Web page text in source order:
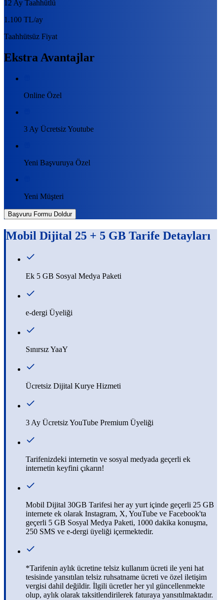
12 Ay Taahhütlü
1.100 TL/ay
Taahhütsüz Fiyat
Ekstra Avantajlar
Online Özel
3 Ay Ücretsiz Youtube
Yeni Başvuruya Özel
Yeni Müşteri
Başvuru Formu Doldur
Mobil Dijital 25 + 5 GB Tarife Detayları
Ek 5 GB Sosyal Medya Paketi
e-dergi Üyeliği
Sınırsız YaaY
Ücretsiz Dijital Kurye Hizmeti
3 Ay Ücretsiz YouTube Premium Üyeliği
​​​​​​​​Tarifenizdeki internetin ve sosyal medyada geçerli ek
internetin keyfini çıkarın!
Mobil Dijital 30GB Tarifesi her ay yurt içinde geçerli 25 GB
internete ek olarak Instagram, X, YouTube ve Facebook'ta
geçerli 5 GB Sosyal Medya Paketi, 1000 dakika konuşma,
250 SMS ve e-dergi üyeliği içermektedir.
*Tarifenin aylık ücretine telsiz kullanım ücreti ile yeni hat
tesisinde yansıtılan telsiz ruhsatname ücreti ve özel iletişim
vergisi dahil değildir. İlgili ücretler her yıl güncellenmekte
olup, aylık olarak taksitlendirilerek faturaya yansıtılmaktadır.